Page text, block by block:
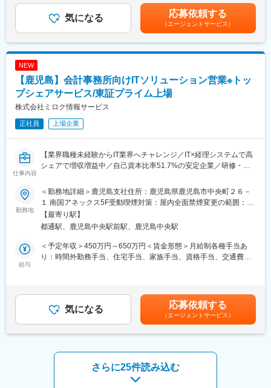
り、会社が規定する資格取得に対し、合格すれば、受験料全額、
15,000円 最高60,000円まで毎月支給）。
変更の範囲：会社の定める業務
・工場と生産工程の調整
・完成車両を先方へ納車
・アフターフォロー
くなることはなく、安定性が見込まれます。また、福利厚生も充
実しているため長期的にご就業し、キャリア形成を行うことが可
能です。
【冷凍車の製造販売で業界No.1】
冷凍車の製造販売で業界No.1のニッチトップ企業です。東プレ社
値の高い製品の開発と普及に尽力した結果です。
物流センターの設置は配送するエリアのマーケット状況に大きく
左右されます。そのため建設サイクルは予想以上に早く平均1年で
設置した物が取り壊されてしまうことがほとんどです。よって短
期間で施工でき、取り壊しも簡単な同社のプレハブ式物流センタ
ーへのニーズが高まっています。冷凍車の販売によってすでに信
頼関係が構築されている顧客から情報を収集し、物流センター設
置のニーズを発見できる点が他社にはない独自のビジネススタイ
同社グループは、冷凍車が本格的に普及し始める昭和40年代半
ば、1968年（昭和43年）に冷凍車市場に参入しました。以来、低
フターメンテナンスの「三位一体の体制」と「Ecology・
Economy・Qualityの融合」で、コールドチェーンにおけるさまざ
まな問題や課題に対して最適な提案とサービスを提供しておりま
給与補足＞■モデル年収：・25歳：450万円・30歳：530万円・35
歳：600万円※固定残業手当は月44時間分を支給 超過した時間外
労働の残業手当は追加支給賃金はあくまでも目安の金額であり、
選考を通じて上下する可能性があります。月給(月額)は固定手当を
含めた表記です。
気になる 応募依頼する
（エージェントサービス）
NEW
【鹿児島】会計事務所向けITソリューション営業※トッ
プシェアサービス/東証プライム上場
株式会社ミロク情報サービス
正社員 上場企業
仕事内容
【業界職種未経験からIT業界へチャレンジ／IT×経理システムで高
シェアで増収増益中／自己資本比率51.7%の安定企業／研修・福
●会計・IT知識など一生の武器になる専門知識が身に付く
●キャリア・職種に応じた教育体制を整え、自己学習ツールも充実
●サブスク型×ストック型ビジネスで安定した収益モデルが確立
●営業だけでなくコンサルティングもできるため課題解決に伴走可
■職務概要：
財務会計を軸とした業務用システム導入による業務改善や経営向
アップがあった顧問先企業へ提案活動をいただきます。
■職務詳細：
<顧客>会計事務所・顧問先企業向け：
クライアント先の状況をヒアリングし、業務効率化や課題解決に
つながる提案を要望に合わせて行なっていく営業です。顧客が会
計士や税理士になり、顧客の紹介をいただくこともあります。顧
客とじっくり腰を据えて信頼関係を構築しながら進めていく営業
勤務地
＜勤務地詳細＞鹿児島支社住所：鹿児島県鹿児島市中央町２６－
１ 南国アネックス5F受動喫煙対策：屋内全面禁煙変更の範囲：会
社の定める事業所
【最寄り駅】
都通駅、鹿児島中央駅前駅、鹿児島中央駅
給与
＜予定年収＞450万円～650万円＜賃金形態＞月給制各種手当あ
り：時間外勤務手当、住宅手当、家族手当、資格手当、交通費全
与補足＞■提示年収は前職を考慮の上で決定します。記載月給(下
限)は新卒初任給の金額となります。■残業手当は別途支給■昇給／
年1回（4月）、賞与／年2回（7月・12月）※2024年実績5ヶ月分
支給賃金はあくまでも目安の金額であり、選考を通じて上下する
気になる 応募依頼する
（エージェントサービス）
さらに25件読み込む